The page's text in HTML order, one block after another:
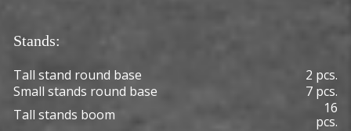
Stands:
Tall stand round base
2 pcs.
Small stands round base
7 pcs.
Tall stands boom
16
pcs.